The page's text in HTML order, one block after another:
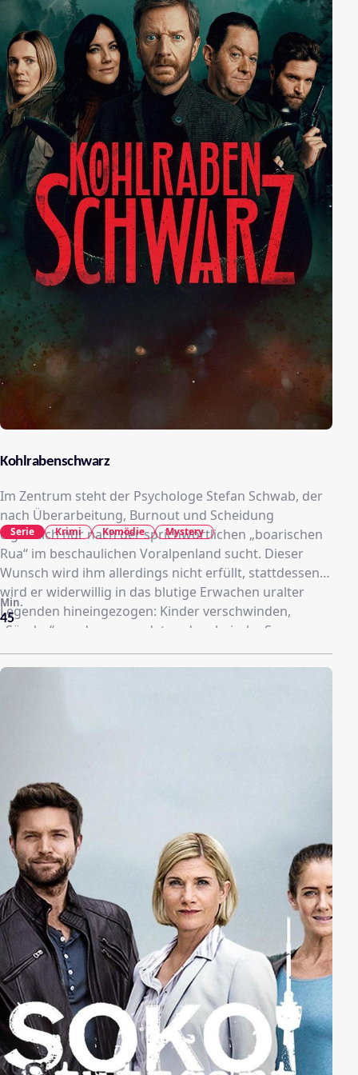
Kohlrabenschwarz
Im Zentrum steht der Psychologe Stefan Schwab, der
nach Überarbeitung, Burnout und Scheidung
eigentlich nur nach der sprichwörtlichen „boarischen
Rua“ im beschaulichen Voralpenland sucht. Dieser
Wunsch wird ihm allerdings nicht erfüllt, stattdessen
wird er widerwillig in das blutige Erwachen uralter
Legenden hineingezogen: Kinder verschwinden,
„Sünder“ werden ermordet und archaische Sagen
bekommen plötzlich eine tödliche Aktualität.
45
Min.
Serie Krimi Komödie Mystery